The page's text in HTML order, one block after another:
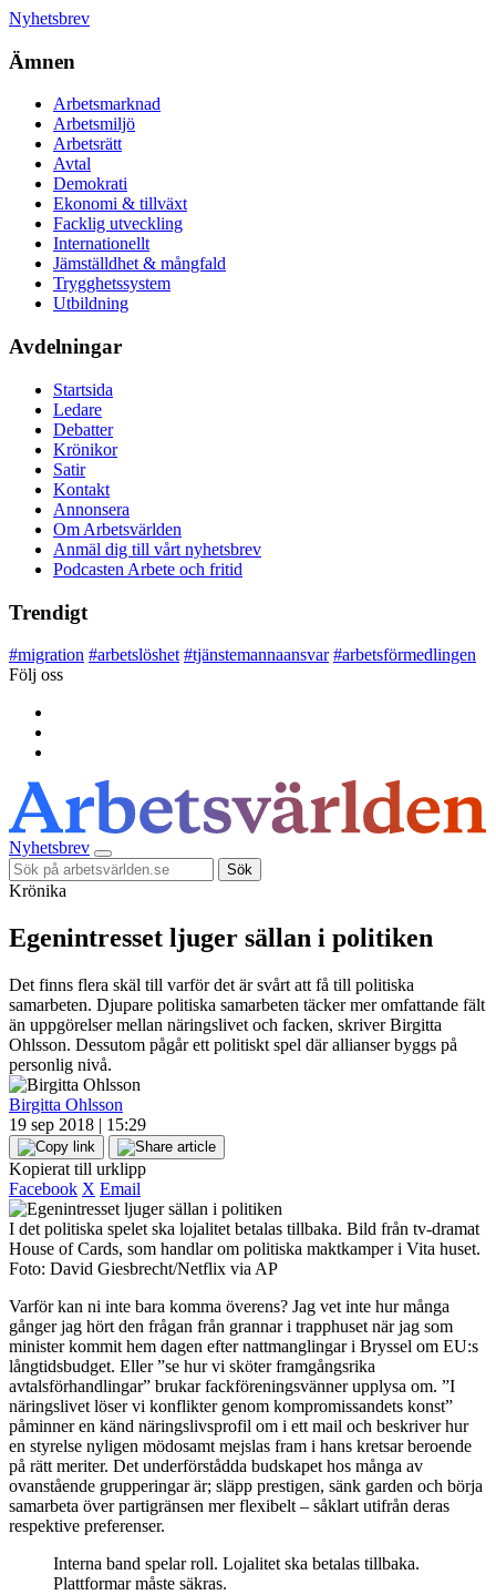
Nyhetsbrev
Ämnen
Arbetsmarknad
Arbetsmiljö
Arbetsrätt
Avtal
Demokrati
Ekonomi & tillväxt
Facklig utveckling
Internationellt
Jämställdhet & mångfald
Trygghetssystem
Utbildning
Avdelningar
Startsida
Ledare
Debatter
Krönikor
Satir
Kontakt
Annonsera
Om Arbetsvärlden
Anmäl dig till vårt nyhetsbrev
Podcasten Arbete och fritid
Trendigt
#migration #arbetslöshet #tjänstemannaansvar #arbetsförmedlingen
Följ oss
Nyhetsbrev
Sök
Krönika
Egenintresset ljuger sällan i politiken
Det finns flera skäl till varför det är svårt att få till politiska
samarbeten. Djupare politiska samarbeten täcker mer omfattande fält
än uppgörelser mellan näringslivet och facken, skriver Birgitta
Ohlsson. Dessutom pågår ett politiskt spel där allianser byggs på
personlig nivå.
Birgitta Ohlsson
19 sep 2018 | 15:29
Kopierat till urklipp
Facebook X Email
I det politiska spelet ska lojalitet betalas tillbaka. Bild från tv-dramat
House of Cards, som handlar om politiska maktkamper i Vita huset.
Foto: David Giesbrecht/Netflix via AP
Varför kan ni inte bara komma överens? Jag vet inte hur många
gånger jag hört den frågan från grannar i trapphuset när jag som
minister kommit hem dagen efter nattmanglingar i Bryssel om EU:s
långtidsbudget. Eller ”se hur vi sköter framgångsrika
avtalsförhandlingar” brukar fackföreningsvänner upplysa om. ”I
näringslivet löser vi konflikter genom kompromissandets konst”
påminner en känd näringslivsprofil om i ett mail och beskriver hur
en styrelse nyligen mödosamt mejslas fram i hans kretsar beroende
på rätt meriter. Det underförstådda budskapet hos många av
ovanstående grupperingar är; släpp prestigen, sänk garden och börja
samarbeta över partigränsen mer flexibelt – såklart utifrån deras
respektive preferenser.
Interna band spelar roll. Lojalitet ska betalas tillbaka.
Plattformar måste säkras.